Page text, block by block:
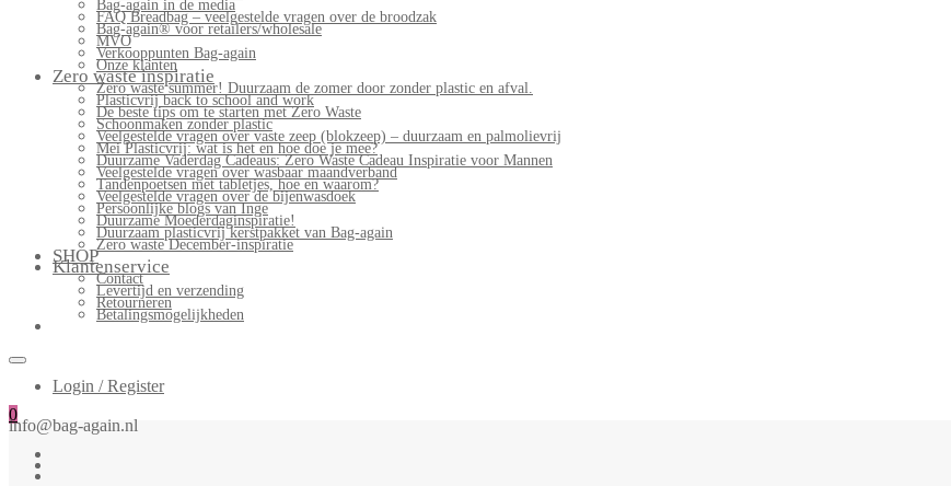
Bag-again in de media
FAQ Breadbag – veelgestelde vragen over de broodzak
Bag-again® voor retailers/wholesale
MVO
Verkooppunten Bag-again
Onze klanten
Zero waste inspiratie
Zero waste summer! Duurzaam de zomer door zonder plastic en afval.
Plasticvrij back to school and work
De beste tips om te starten met Zero Waste
Schoonmaken zonder plastic
Veelgestelde vragen over vaste zeep (blokzeep) – duurzaam en palmolievrij
Mei Plasticvrij: wat is het en hoe doe je mee?
Duurzame Vaderdag Cadeaus: Zero Waste Cadeau Inspiratie voor Mannen
Veelgestelde vragen over wasbaar maandverband
Tandenpoetsen met tabletjes, hoe en waarom?
Veelgestelde vragen over de bijenwasdoek
Persoonlijke blogs van Inge
Duurzame Moederdaginspiratie!
Duurzaam plasticvrij kerstpakket van Bag-again
Zero waste December-inspiratie
SHOP
Klantenservice
Contact
Levertijd en verzending
Retourneren
Betalingsmogelijkheden
Login / Register
0
info@bag-again.nl